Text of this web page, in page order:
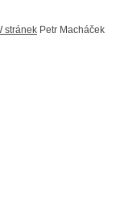
stránek Petr Macháček